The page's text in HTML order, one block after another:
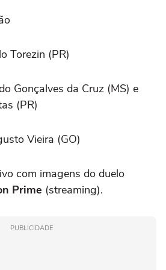
Torezin (PR)
Gonçalves da Cruz (MS) e
(PR)
Vieira (GO)
com imagens do duelo
Prime (streaming).
PUBLICIDADE